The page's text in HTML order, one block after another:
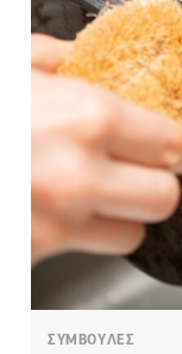
ΣΥΜΒΟΥΛΕΣ